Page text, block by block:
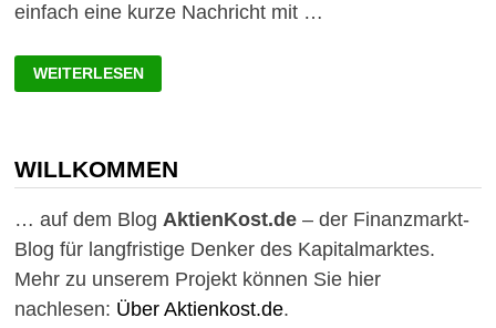
einfach eine kurze Nachricht mit …
4
WERTVOLLE
TIPPS,
DIVIDENDENINVESTOR
BEACHTEN
SOLLTE
EIN
VON
PHILIPP
HAAS
WEITERLESEN
WILLKOMMEN
… auf dem Blog AktienKost.de– der Finanzmarkt-
Blog für langfristige Denker des Kapitalmarktes.
Mehr zu unserem Projekt können Sie hier
nachlesen: Über Aktienkost.de.